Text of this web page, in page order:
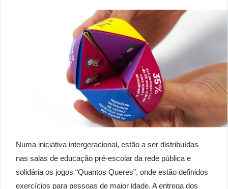
Numa iniciativa intergeracional, estão a ser distribuídas
nas salas de educação pré-escolar da rede pública e
solidária os jogos “Quantos Queres”, onde estão definidos
exercícios para pessoas de maior idade. A entrega dos